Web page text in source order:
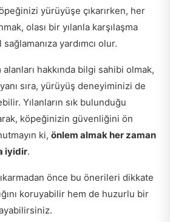
yürüyüşe çıkarırken, her
olası bir yılanla karşılaşma
yardımcı olur.
alanları hakkında bilgi sahibi olmak,
sıra, yürüyüş deneyiminizi de
Yılanların sık bulunduğu
köpeğinizin güvenliğini ön
ki, önlem almak her zaman
iyidir.
önce bu önerileri dikkate
koruyabilir hem de huzurlu bir